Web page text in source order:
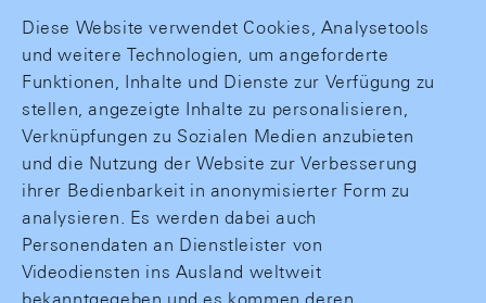
Diese Website verwendet Cookies, Analysetools
und weitere Technologien, um angeforderte
Funktionen, Inhalte und Dienste zur Verfügung zu
stellen, angezeigte Inhalte zu personalisieren,
Verknüpfungen zu Sozialen Medien anzubieten
und die Nutzung der Website zur Verbesserung
ihrer Bedienbarkeit in anonymisierter Form zu
analysieren. Es werden dabei auch
Personendaten an Dienstleister von
Videodiensten ins Ausland weltweit